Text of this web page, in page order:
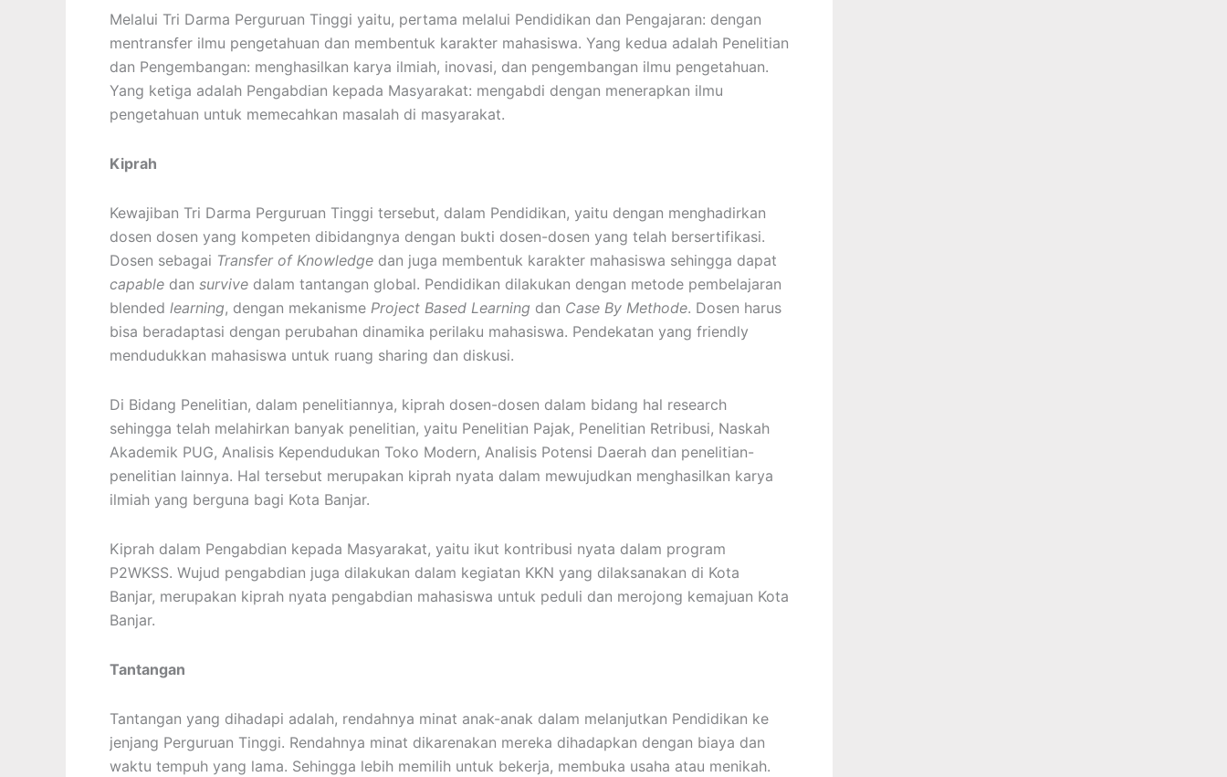
Melalui Tri Darma Perguruan Tinggi yaitu, pertama melalui Pendidikan dan Pengajaran: dengan
mentransfer ilmu pengetahuan dan membentuk karakter mahasiswa. Yang kedua adalah Penelitian
dan Pengembangan: menghasilkan karya ilmiah, inovasi, dan pengembangan ilmu pengetahuan.
Yang ketiga adalah Pengabdian kepada Masyarakat: mengabdi dengan menerapkan ilmu
pengetahuan untuk memecahkan masalah di masyarakat.
Kiprah
Kewajiban Tri Darma Perguruan Tinggi tersebut, dalam Pendidikan, yaitu dengan menghadirkan
dosen dosen yang kompeten dibidangnya dengan bukti dosen-dosen yang telah bersertifikasi.
Dosen sebagai Transfer of Knowledge dan juga membentuk karakter mahasiswa sehingga dapat
capable dan survive dalam tantangan global. Pendidikan dilakukan dengan metode pembelajaran
blended learning, dengan mekanisme Project Based Learning dan Case By Methode. Dosen harus
bisa beradaptasi dengan perubahan dinamika perilaku mahasiswa. Pendekatan yang friendly
mendudukkan mahasiswa untuk ruang sharing dan diskusi.
Di Bidang Penelitian, dalam penelitiannya, kiprah dosen-dosen dalam bidang hal research
sehingga telah melahirkan banyak penelitian, yaitu Penelitian Pajak, Penelitian Retribusi, Naskah
Akademik PUG, Analisis Kependudukan Toko Modern, Analisis Potensi Daerah dan penelitian-
penelitian lainnya. Hal tersebut merupakan kiprah nyata dalam mewujudkan menghasilkan karya
ilmiah yang berguna bagi Kota Banjar.
Kiprah dalam Pengabdian kepada Masyarakat, yaitu ikut kontribusi nyata dalam program
P2WKSS. Wujud pengabdian juga dilakukan dalam kegiatan KKN yang dilaksanakan di Kota
Banjar, merupakan kiprah nyata pengabdian mahasiswa untuk peduli dan merojong kemajuan Kota
Banjar.
Tantangan
Tantangan yang dihadapi adalah, rendahnya minat anak-anak dalam melanjutkan Pendidikan ke
jenjang Perguruan Tinggi. Rendahnya minat dikarenakan mereka dihadapkan dengan biaya dan
waktu tempuh yang lama. Sehingga lebih memilih untuk bekerja, membuka usaha atau menikah.